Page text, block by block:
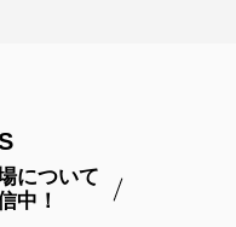
について
中！